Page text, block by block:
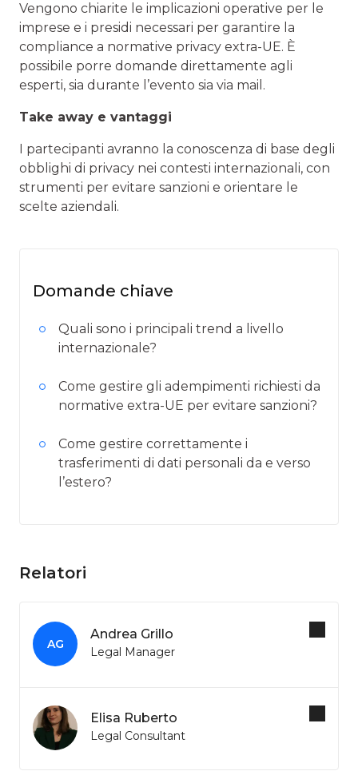
Vengono chiarite le implicazioni operative per le
imprese e i presidi necessari per garantire la
compliance a normative privacy extra-UE. È
possibile porre domande direttamente agli
esperti, sia durante l’evento sia via mail.
Take away e vantaggi
I partecipanti avranno la conoscenza di base degli
obblighi di privacy nei contesti internazionali, con
strumenti per evitare sanzioni e orientare le
scelte aziendali.
Domande chiave
Quali sono i principali trend a livello
internazionale?
Come gestire gli adempimenti richiesti da
normative extra-UE per evitare sanzioni?
Come gestire correttamente i
trasferimenti di dati personali da e verso
l’estero?
Relatori
AG
Andrea Grillo
Legal Manager
Elisa Ruberto
Legal Consultant